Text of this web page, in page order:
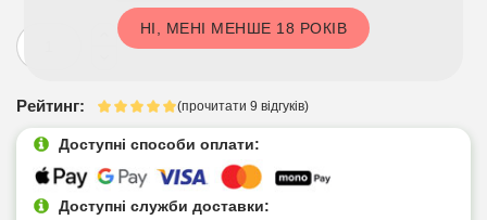
Рейтинг: (прочитати 9 відгуків)
Доступні способи оплати:
Доступні служби доставки:
НІ, МЕНІ МЕНШЕ 18 РОКІВ